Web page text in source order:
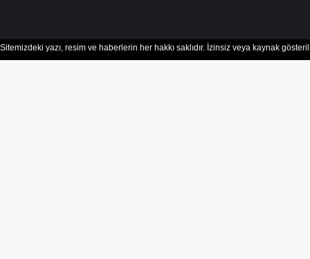
Sitemizdeki yazı, resim ve haberlerin her hakkı saklıdır. İzinsiz veya kaynak